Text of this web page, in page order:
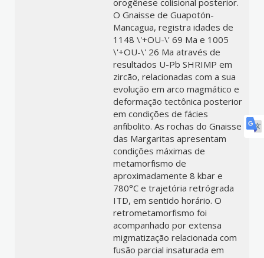
orogênese colisional posterior.
O Gnaisse de Guapotón-
Mancagua, registra idades de
1148 \'+OU-\' 69 Ma e 1005
\'+OU-\' 26 Ma através de
resultados U-Pb SHRIMP em
zircão, relacionadas com a sua
evolução em arco magmático e
deformação tectônica posterior
em condições de fácies
anfibolito. As rochas do Gnaisse
das Margaritas apresentam
condições máximas de
metamorfismo de
aproximadamente 8 kbar e
780°C e trajetória retrógrada
ITD, em sentido horário. O
retrometamorfismo foi
acompanhado por extensa
migmatização relacionada com
fusão parcial insaturada em